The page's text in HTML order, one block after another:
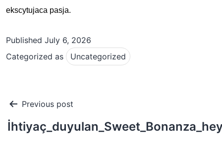
ekscytujaca pasja.
Published July 6, 2026
Categorized as
Uncategorized
Post
navigation
Previous post